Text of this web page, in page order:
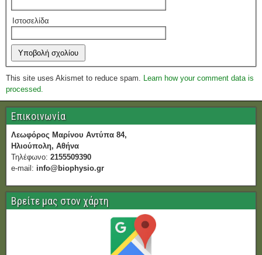
Ιστοσελίδα
This site uses Akismet to reduce spam. Learn how your comment data is
processed.
Επικοινωνία
Λεωφόρος Μαρίνου Αντύπα 84,
Ηλιούπολη, Αθήνα
Τηλέφωνο: 2155509390
e-mail: info@biophysio.gr
Βρείτε μας στον χάρτη